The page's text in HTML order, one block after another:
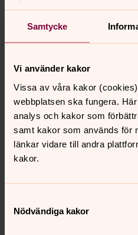
Samtycke
Vi använder kakor
Vissa av våra kakor
webbplatsen ska fungera.
analys och kakor som
samt kakor som används för
länkar vidare till andra
kakor.
Nödvändiga kakor
värna om livet i
vara Guds gåva till
ge en försmak av att få
En kyrka för alla
Vi vill vara en kyrka öppen
mötas, samtala och ställa
människor som vill vara del
Mycket händer här i
I KYRKANMässa, lunchbön,